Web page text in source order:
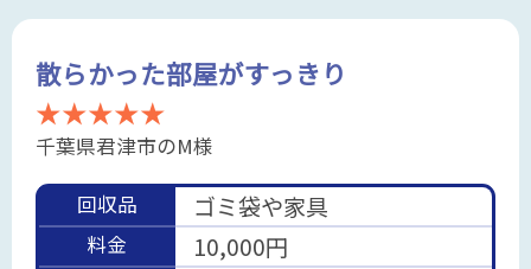
散らかった部屋がすっきり
★★★★★
千葉県君津市のM様
回収品 ゴミ袋や家具
料金 10,000円